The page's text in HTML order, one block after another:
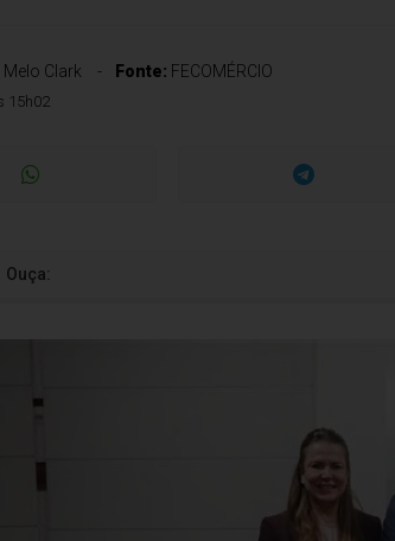
Clark Fonte: FECOMÉRCIO
15h02
Ouça: